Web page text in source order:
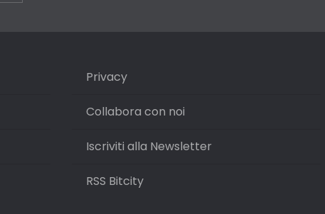
Privacy
Collabora con noi
Iscriviti alla Newsletter
RSS Bitcity